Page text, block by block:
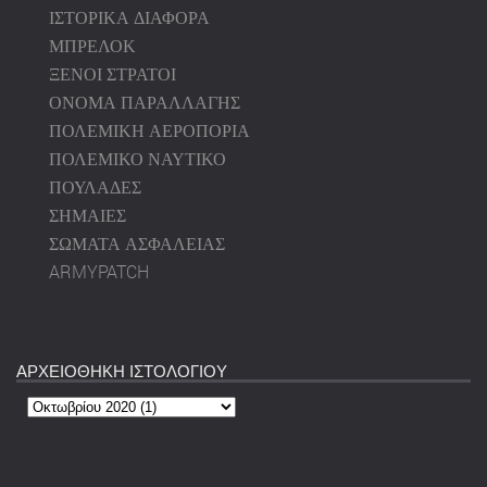
ΙΣΤΟΡΙΚΑ ΔΙΑΦΟΡΑ
ΜΠΡΕΛΟΚ
ΞΕΝΟΙ ΣΤΡΑΤΟΙ
ΟΝΟΜΑ ΠΑΡΑΛΛΑΓΗΣ
ΠΟΛΕΜΙΚΗ ΑΕΡΟΠΟΡΙΑ
ΠΟΛΕΜΙΚΟ ΝΑΥΤΙΚΟ
ΠΟΥΛΑΔΕΣ
ΣΗΜΑΙΕΣ
ΣΩΜΑΤΑ ΑΣΦΑΛΕΙΑΣ
ARMYPATCH
ΑΡΧΕΙΟΘΗΚΗ ΙΣΤΟΛΟΓΙΟΥ